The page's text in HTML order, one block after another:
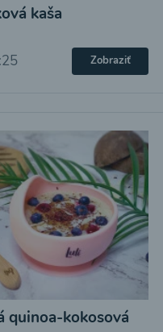
kaša
Zobraziť
quinoa-kokosová